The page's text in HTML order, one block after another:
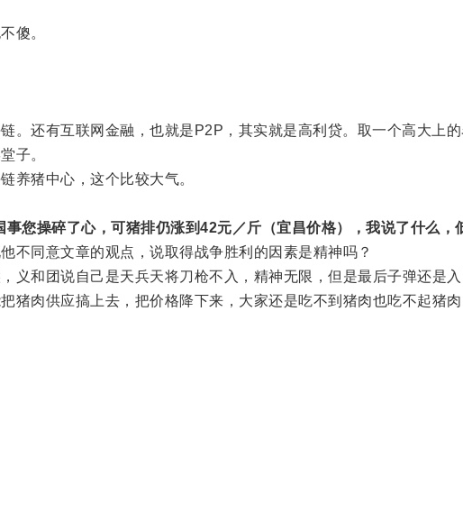
傻。
。还有互联网金融，也就是P2P，其实就是高利贷。取一个高大上的
子。
养猪中心，这个比较大气。
您操碎了心，可猪排仍涨到42元／斤（宜昌价格），我说了什么，
不同意文章的观点，说取得战争胜利的因素是精神吗？
义和团说自己是天兵天将刀枪不入，精神无限，但是最后子弹还是入
猪肉供应搞上去，把价格降下来，大家还是吃不到猪肉也吃不起猪肉